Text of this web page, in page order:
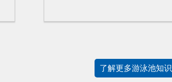
了解更多游泳池知识